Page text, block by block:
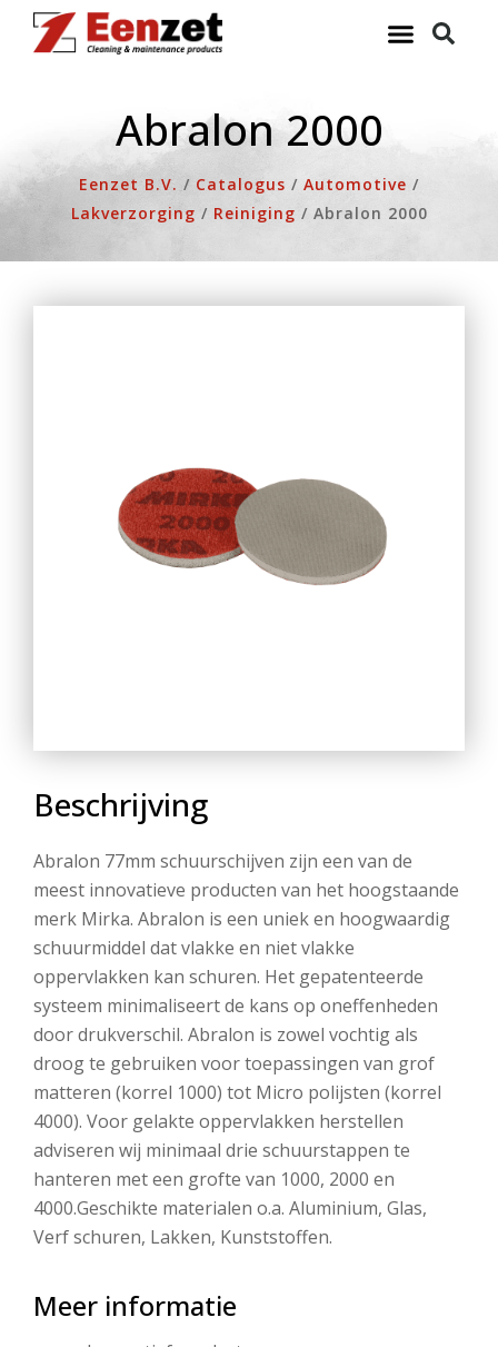
naar
Abralon 2000
Eenzet B.V. / Catalogus / Automotive /
Lakverzorging / Reiniging / Abralon 2000
Beschrijving
Abralon 77mm schuurschijven zijn een van de
meest innovatieve producten van het hoogstaande
merk Mirka. Abralon is een uniek en hoogwaardig
schuurmiddel dat vlakke en niet vlakke
oppervlakken kan schuren. Het gepatenteerde
systeem minimaliseert de kans op oneffenheden
door drukverschil. Abralon is zowel vochtig als
droog te gebruiken voor toepassingen van grof
matteren (korrel 1000) tot Micro polijsten (korrel
4000). Voor gelakte oppervlakken herstellen
adviseren wij minimaal drie schuurstappen te
hanteren met een grofte van 1000, 2000 en
4000.Geschikte materialen o.a. Aluminium, Glas,
Verf schuren, Lakken, Kunststoffen.
Meer informatie